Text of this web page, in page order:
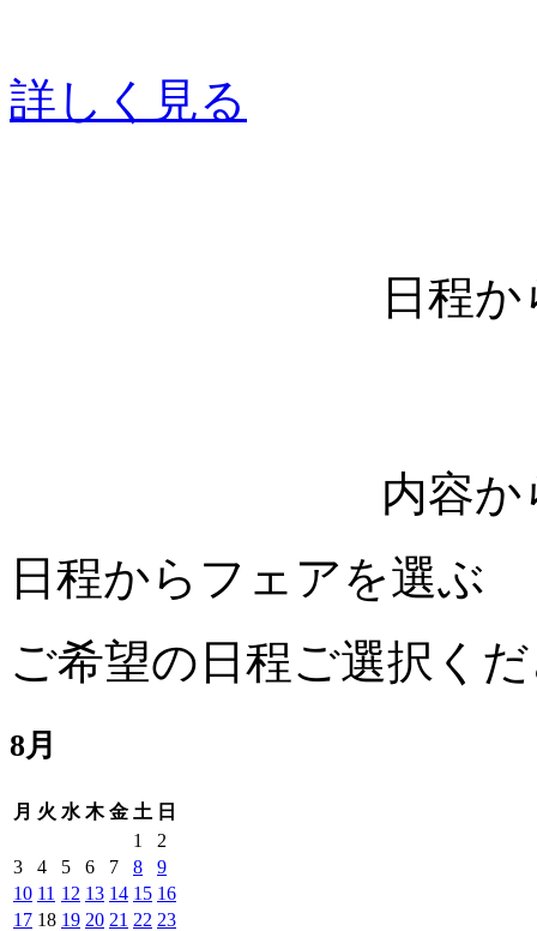
詳しく見る
日程
内容
日程からフェアを選ぶ
ご希望の日程ご選択く
8月
月 火 水 木 金 土 日
1
2
3
4 5 6 7 8
9
10 11 12 13 14 15 16
17 18 19 20 21 22 23